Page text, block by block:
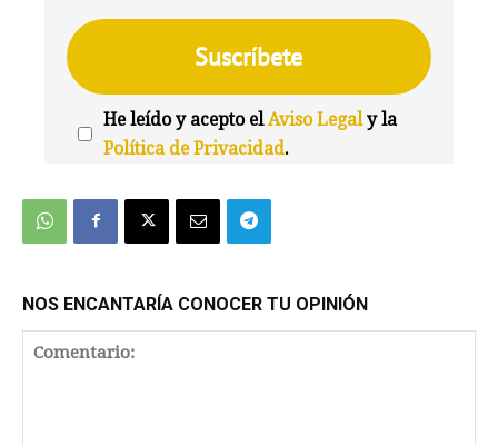
He leído y acepto elAviso Legaly la
Política de Privacidad.
NOS ENCANTARÍA CONOCER TU OPINIÓN